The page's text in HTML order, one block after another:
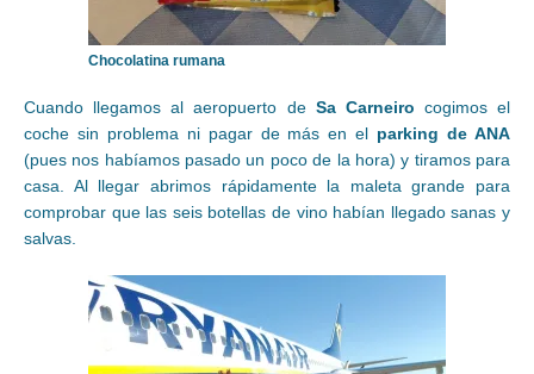
Chocolatina rumana
Cuando llegamos al aeropuerto de Sa Carneiro cogimos el
coche sin problema ni pagar de más en el parking de ANA
(pues nos habíamos pasado un poco de la hora) y tiramos para
casa. Al llegar abrimos rápidamente la maleta grande para
comprobar que las seis botellas de vino habían llegado sanas y
salvas.